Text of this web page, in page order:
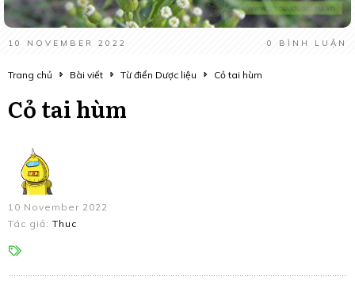
10 NOVEMBER 2022 0 BÌNH LUẬN
Trang chủ Bài viết Từ điển Dược liệu Cỏ tai hùm
Cỏ tai hùm
10 November 2022
Tác giả: Thuc